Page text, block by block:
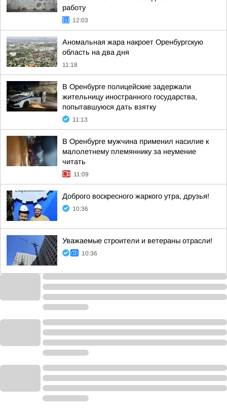
работу
12:03
Аномальная жара накроет Оренбургскую
область на два дня
11:18
В Оренбурге полицейские задержали
жительницу иностранного государства,
попытавшуюся дать взятку
11:13
В Оренбурге мужчина применил насилие к
малолетнему племяннику за неумение
читать
11:09
Доброго воскресного жаркого утра, друзья!
10:36
Уважаемые строители и ветераны отрасли!
10:36